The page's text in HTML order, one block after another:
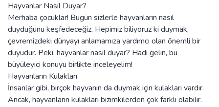
Hayvanlar Nasıl Duyar?
Merhaba çocuklar! Bugün sizlerle hayvanların nasıl
duyduğunu keşfedeceğiz. Hepimiz biliyoruz ki duymak,
çevremizdeki dünyayı anlamamıza yardımcı olan önemli bir
duyudur. Peki, hayvanlar nasıl duyar? Hadi gelin, bu
büyüleyici konuyu birlikte inceleyelim!
Hayvanların Kulakları
İnsanlar gibi, birçok hayvanın da duymak için kulakları vardır.
Ancak, hayvanların kulakları bizimkilerden çok farklı olabilir.